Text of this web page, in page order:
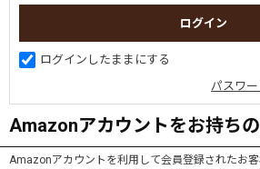
ログインしたままにする
パスワ
Amazonアカウントをお持ち
Amazonアカウントを利用して会員登録されたお客